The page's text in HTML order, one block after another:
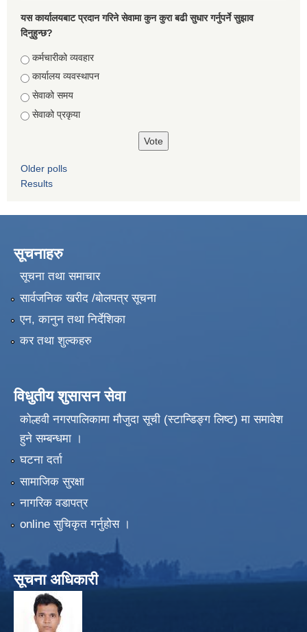
यस कार्यालयबाट प्रदान गरिने सेवामा कुन कुरा बढी सुधार गर्नुपर्ने सुझाव
दिनुहुन्छ?
Choices
कर्मचारीको व्यवहार
कार्यालय व्यवस्थापन
सेवाको समय
सेवाको प्रकृया
Older polls
Results
सूचनाहरु
सूचना तथा समाचार
सार्वजनिक खरीद /बोलपत्र सूचना
एन, कानुन तथा निर्देशिका
कर तथा शुल्कहरु
विधुतीय शुसासन सेवा
कोल्हवी नगरपालिकामा मौजुदा सूची (स्टान्डिङ्ग लिष्ट) मा समावेश
हुने सम्बन्धमा ।
घटना दर्ता
सामाजिक सुरक्षा
नागरिक वडापत्र
online सुचिकृत गर्नुहोस ।
सूचना अधिकारी